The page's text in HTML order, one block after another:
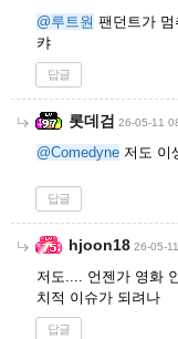
@루트원 팬던트가
캬
답글
롯데검 26-05-11
@Comedyne 저도 이
답글
hjoon18 26-05-
저도.... 언젠가 영화
치적 이슈가 되려나
답글